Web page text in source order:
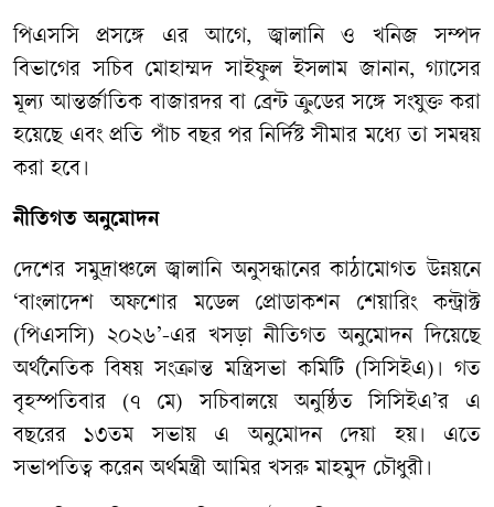
পিএসসি প্রসঙ্গে এর আগে, জ্বালানি ও খনিজ সম্পদ
বিভাগের সচিব মোহাম্মদ সাইফুল ইসলাম জানান, গ্যাসের
মূল্য আন্তর্জাতিক বাজারদর বা ব্রেন্ট ক্রুডের সঙ্গে সংযুক্ত করা
হয়েছে এবং প্রতি পাঁচ বছর পর নির্দিষ্ট সীমার মধ্যে তা সমন্বয়
করা হবে।
নীতিগত অনুমোদন
দেশের সমুদ্রাঞ্চলে জ্বালানি অনুসন্ধানের কাঠামোগত উন্নয়নে
‘বাংলাদেশ অফশোর মডেল প্রোডাকশন শেয়ারিং কন্ট্রাক্ট
(পিএসসি) ২০২৬’-এর খসড়া নীতিগত অনুমোদন দিয়েছে
অর্থনৈতিক বিষয় সংক্রান্ত মন্ত্রিসভা কমিটি (সিসিইএ)। গত
বৃহস্পতিবার (৭ মে) সচিবালয়ে অনুষ্ঠিত সিসিইএ’র এ
বছরের ১৩তম সভায় এ অনুমোদন দেয়া হয়। এতে
সভাপতিত্ব করেন অর্থমন্ত্রী আমির খসরু মাহমুদ চৌধুরী।